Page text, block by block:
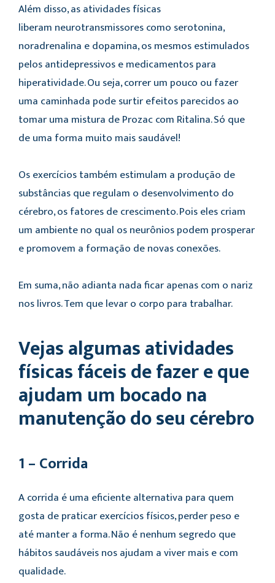
Além disso, as atividades físicas
liberam neurotransmissores como serotonina,
noradrenalina e dopamina, os mesmos estimulados
pelos antidepressivos e medicamentos para
hiperatividade. Ou seja, correr um pouco ou fazer
uma caminhada pode surtir efeitos parecidos ao
tomar uma mistura de Prozac com Ritalina. Só que
de uma forma muito mais saudável!
Os exercícios também estimulam a produção de
substâncias que regulam o desenvolvimento do
cérebro, os fatores de crescimento. Pois eles criam
um ambiente no qual os neurônios podem prosperar
e promovem a formação de novas conexões.
Em suma, não adianta nada ficar apenas com o nariz
nos livros. Tem que levar o corpo para trabalhar.
Vejas algumas atividades
físicas fáceis de fazer e que
ajudam um bocado na
manutenção do seu cérebro
1 – Corrida
A corrida é uma eficiente alternativa para quem
gosta de praticar exercícios físicos, perder peso e
até manter a forma. Não é nenhum segredo que
hábitos saudáveis nos ajudam a viver mais e com
qualidade.